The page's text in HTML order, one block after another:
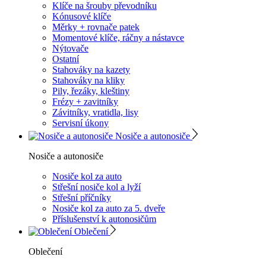
Klíče na šrouby převodníku
Kónusové klíče
Měrky + rovnače patek
Momentové klíče, ráčny a nástavce
Nýtovače
Ostatní
Stahováky na kazety
Stahováky na kliky
Pily, řezáky, kleštiny
Frézy + zavitníky
Závitníky, vratidla, lisy
Servisní úkony
Nosiče a autonosiče
Nosiče a autonosiče
Nosiče kol za auto
Střešní nosiče kol a lyží
Střešní příčníky
Nosiče kol za auto za 5. dveře
Příslušenství k autonosičům
Oblečení
Oblečení